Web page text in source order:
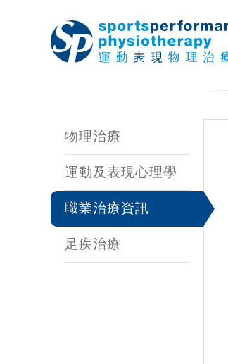
物理治療
運動及表現心理學
職業治療資訊
足疾治療